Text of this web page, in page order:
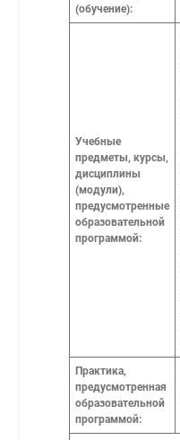
(обучение):
Учебные
предметы, курсы,
дисциплины
(модули),
предусмотренные
образовательной
программой:
Практика,
предусмотренная
образовательной
программой: